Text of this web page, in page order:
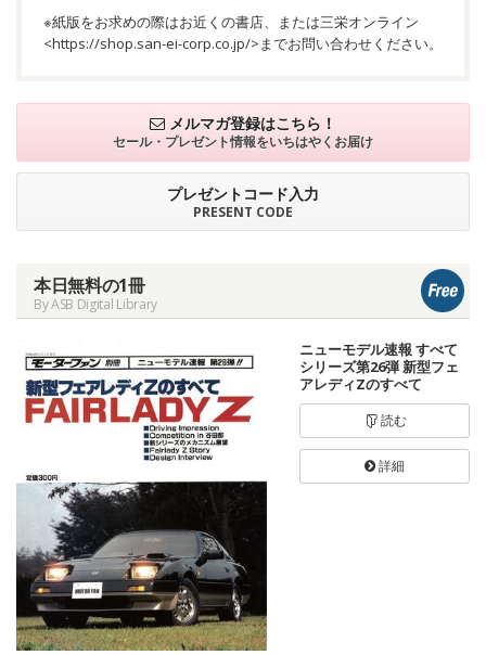
※紙版をお求めの際はお近くの書店、または三栄オンライン
<https://shop.san-ei-corp.co.jp/>までお問い合わせください。
メルマガ登録はこちら！
セール・プレゼント情報をいちはやくお届け
プレゼントコード入力
PRESENT CODE
本日無料の1冊
By ASB Digital Library
ニューモデル速報 すべて
シリーズ第26弾 新型フェ
アレディZのすべて
読む
詳細